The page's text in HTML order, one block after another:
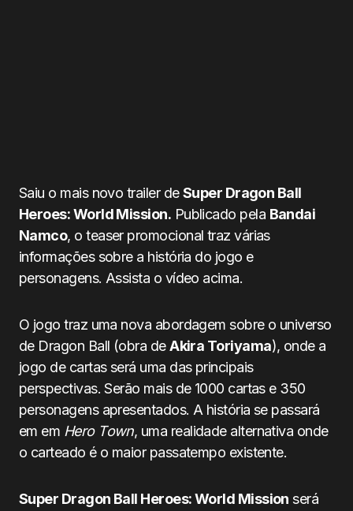
Saiu o mais novo trailer deSuper Dragon Ball
Heroes: World Mission. Publicado pela Bandai
Namco, o teaser promocional traz várias
informações sobre a história do jogo e
personagens. Assista o vídeo acima.
O jogo traz uma nova abordagem sobre o universo
de Dragon Ball (obra deAkira Toriyama), onde a
jogo de cartas será uma das principais
perspectivas. Serão mais de 1000 cartas e 350
personagens apresentados. A história se passará
em em Hero Town, uma realidade alternativa onde
o carteado é o maior passatempo existente.
Super Dragon Ball Heroes: World Mission será